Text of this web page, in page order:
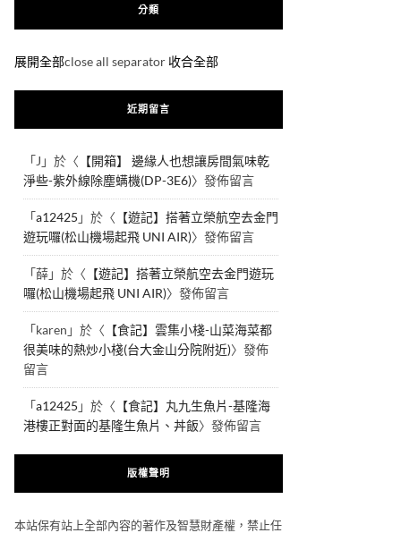
分類
展開全部close all separator 收合全部
近期留言
「J 」於〈 【開箱】 邊緣人也想讓房間氣味乾
淨些-紫外線除塵螨機(DP-3E6)〉發佈留言
「a12425 」於〈 【遊記】搭著立榮航空去金門
遊玩囉(松山機場起飛 UNI AIR)〉發佈留言
「薛」於〈 【遊記】搭著立榮航空去金門遊玩
囉(松山機場起飛 UNI AIR)〉發佈留言
「karen 」於〈 【食記】雲集小棧-山菜海菜都
很美味的熱炒小棧(台大金山分院附近)〉發佈
留言
「a12425 」於〈 【食記】丸九生魚片-基隆海
港樓正對面的基隆生魚片、丼飯〉發佈留言
版權聲明
本站保有站上全部內容的著作及智慧財產權，禁止任